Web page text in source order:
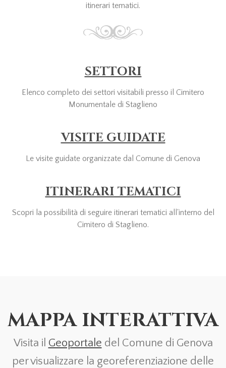
itinerari tematici.
SETTORI
Elenco completo dei settori visitabili presso il Cimitero
Monumentale di Staglieno
VISITE GUIDATE
Le visite guidate organizzate dal Comune di Genova
ITINERARI TEMATICI
Scopri la possibilità di seguire itinerari tematici all'interno del
Cimitero di Staglieno.
MAPPA INTERATTIVA
Visita il Geoportale del Comune di Genova
per visualizzare la georeferenziazione delle